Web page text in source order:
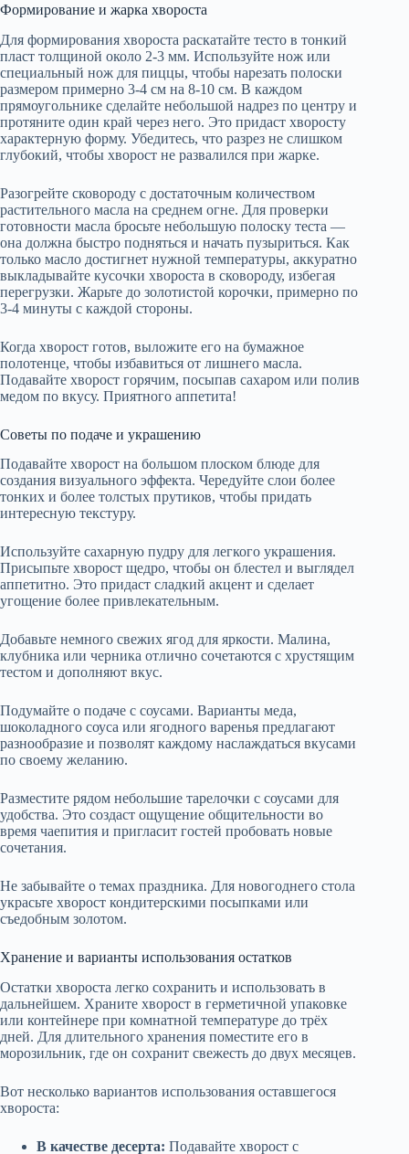
Формирование и жарка хвороста
Для формирования хвороста раскатайте тесто в тонкий
пласт толщиной около 2-3 мм. Используйте нож или
специальный нож для пиццы, чтобы нарезать полоски
размером примерно 3-4 см на 8-10 см. В каждом
прямоугольнике сделайте небольшой надрез по центру и
протяните один край через него. Это придаст хворосту
характерную форму. Убедитесь, что разрез не слишком
глубокий, чтобы хворост не развалился при жарке.
Разогрейте сковороду с достаточным количеством
растительного масла на среднем огне. Для проверки
готовности масла бросьте небольшую полоску теста —
она должна быстро подняться и начать пузыриться. Как
только масло достигнет нужной температуры, аккуратно
выкладывайте кусочки хвороста в сковороду, избегая
перегрузки. Жарьте до золотистой корочки, примерно по
3-4 минуты с каждой стороны.
Когда хворост готов, выложите его на бумажное
полотенце, чтобы избавиться от лишнего масла.
Подавайте хворост горячим, посыпав сахаром или полив
медом по вкусу. Приятного аппетита!
Советы по подаче и украшению
Подавайте хворост на большом плоском блюде для
создания визуального эффекта. Чередуйте слои более
тонких и более толстых прутиков, чтобы придать
интересную текстуру.
Используйте сахарную пудру для легкого украшения.
Присыпьте хворост щедро, чтобы он блестел и выглядел
аппетитно. Это придаст сладкий акцент и сделает
угощение более привлекательным.
Добавьте немного свежих ягод для яркости. Малина,
клубника или черника отлично сочетаются с хрустящим
тестом и дополняют вкус.
Подумайте о подаче с соусами. Варианты меда,
шоколадного соуса или ягодного варенья предлагают
разнообразие и позволят каждому наслаждаться вкусами
по своему желанию.
Разместите рядом небольшие тарелочки с соусами для
удобства. Это создаст ощущение общительности во
время чаепития и пригласит гостей пробовать новые
сочетания.
Не забывайте о темах праздника. Для новогоднего стола
украсьте хворост кондитерскими посыпками или
съедобным золотом.
Хранение и варианты использования остатков
Остатки хвороста легко сохранить и использовать в
дальнейшем. Храните хворост в герметичной упаковке
или контейнере при комнатной температуре до трёх
дней. Для длительного хранения поместите его в
морозильник, где он сохранит свежесть до двух месяцев.
Вот несколько вариантов использования оставшегося
хвороста:
В качестве десерта: Подавайте хворост с